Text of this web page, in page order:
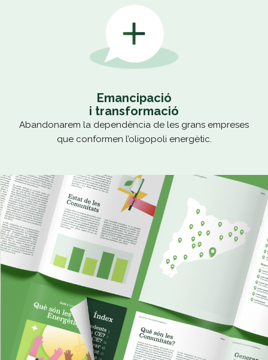
Emancipació
i transformació
Abandonarem la dependència de les grans empreses
que conformen l’oligopoli energètic.